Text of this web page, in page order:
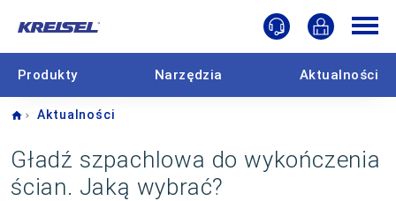
Produkty Narzędzia Aktualności
Home
Aktualności
Gładź szpachlowa do wykończenia
ścian. Jaką wybrać?